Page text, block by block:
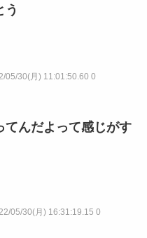
う
05/30(月) 11:01:50.60 0
てんだよって感じがす
05/30(月) 16:31:19.15 0